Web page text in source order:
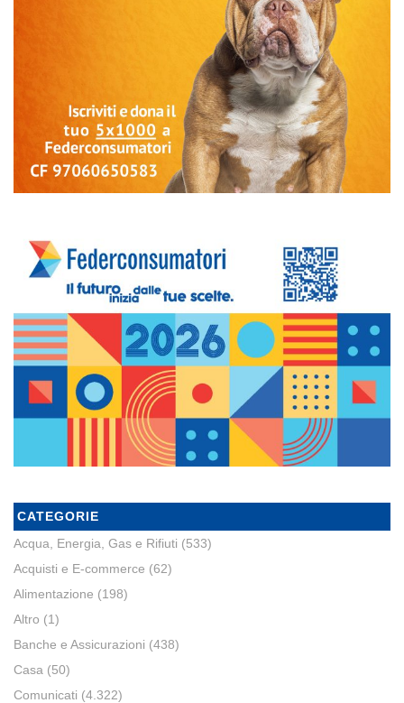
CATEGORIE
Acqua, Energia, Gas e Rifiuti (533)
Acquisti e E-commerce (62)
Alimentazione (198)
Altro (1)
Banche e Assicurazioni (438)
Casa (50)
Comunicati (4.322)